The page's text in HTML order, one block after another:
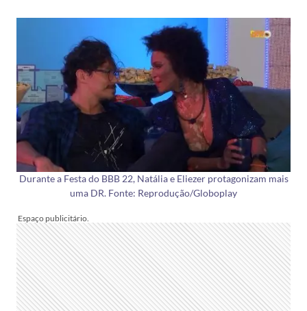
Durante a Festa do BBB 22, Natália e Eliezer protagonizam mais
uma DR. Fonte: Reprodução/Globoplay